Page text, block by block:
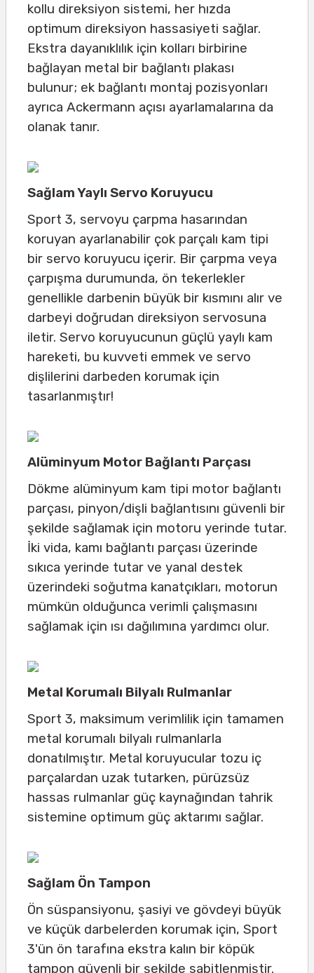
kollu direksiyon sistemi, her hızda
optimum direksiyon hassasiyeti sağlar.
Ekstra dayanıklılık için kolları birbirine
bağlayan metal bir bağlantı plakası
bulunur; ek bağlantı montaj pozisyonları
ayrıca Ackermann açısı ayarlamalarına da
olanak tanır.
Sağlam Yaylı Servo Koruyucu
Sport 3, servoyu çarpma hasarından
koruyan ayarlanabilir çok parçalı kam tipi
bir servo koruyucu içerir. Bir çarpma veya
çarpışma durumunda, ön tekerlekler
genellikle darbenin büyük bir kısmını alır ve
darbeyi doğrudan direksiyon servosuna
iletir. Servo koruyucunun güçlü yaylı kam
hareketi, bu kuvveti emmek ve servo
dişlilerini darbeden korumak için
tasarlanmıştır!
Alüminyum Motor Bağlantı Parçası
Dökme alüminyum kam tipi motor bağlantı
parçası, pinyon/dişli bağlantısını güvenli bir
şekilde sağlamak için motoru yerinde tutar.
İki vida, kamı bağlantı parçası üzerinde
sıkıca yerinde tutar ve yanal destek
üzerindeki soğutma kanatçıkları, motorun
mümkün olduğunca verimli çalışmasını
sağlamak için ısı dağılımına yardımcı olur.
Metal Korumalı Bilyalı Rulmanlar
Sport 3, maksimum verimlilik için tamamen
metal korumalı bilyalı rulmanlarla
donatılmıştır. Metal koruyucular tozu iç
parçalardan uzak tutarken, pürüzsüz
hassas rulmanlar güç kaynağından tahrik
sistemine optimum güç aktarımı sağlar.
Sağlam Ön Tampon
Ön süspansiyonu, şasiyi ve gövdeyi büyük
ve küçük darbelerden korumak için, Sport
3'ün ön tarafına ekstra kalın bir köpük
tampon güvenli bir şekilde sabitlenmiştir.